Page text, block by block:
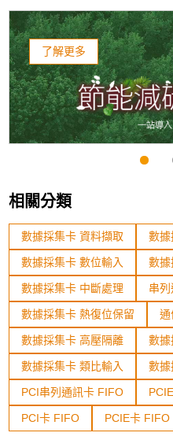
了解更多
相關分類
數據採集卡 資料擷取 數據
數據採集卡 數位輸入 數
數據採集卡 中斷處理 串
數據採集卡 熱復位保留 通
數據採集卡 高壓隔離 數據
數據採集卡 類比輸入 數
PCI串列通訊卡 FIFO
PCI卡 FIFO PCIE卡 FIFO